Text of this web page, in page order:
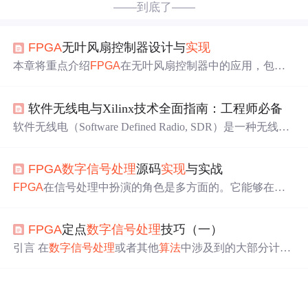
——到底了——
FPGA无叶风扇控制器设计与实现
本章将重点介绍FPGA在无叶风扇控制器中的应用，包括
风扇性能和安全性方面发挥作用，并展示如何通过硬件描
述语言（HDL）对FPGA进行编程， 实现精确控制。通过
特优势，为读者提供一个关于如何在嵌入式系统中高效使
用FPGA 的全面视角。
软件无线电与Xilinx技术全面指南：工程师必备
软件无线电（Software Defined Radio, SDR）是一种无线通
与传统的硬件无线电相比，SDR具有更高的灵活性、可重
配置性和可扩展性。XilinxFPGA(Field-Programmable Gate
点包括：可重构性。
FPGA数字信号处理源码实现与实战
FPGA在信号处理中扮演的角色是多方面的。它能够在硬
信号处理功能。与传统的DSP芯片或微处理器相比，
A以其并行处理能力和快速的时钟速度，大大提高了信号
FPGA定点数字信号处理技巧（一）
引言 在数字信号处理或者其他算法中涉及到的大部分计算